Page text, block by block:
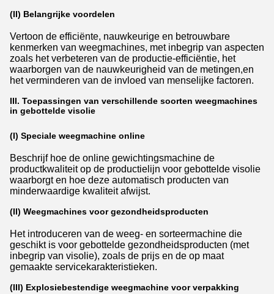
(II) Belangrijke voordelen
Vertoon de efficiënte, nauwkeurige en betrouwbare
kenmerken van weegmachines, met inbegrip van aspecten
zoals het verbeteren van de productie-efficiëntie, het
waarborgen van de nauwkeurigheid van de metingen,en
het verminderen van de invloed van menselijke factoren.
III. Toepassingen van verschillende soorten weegmachines
in gebottelde visolie
(I) Speciale weegmachine online
Beschrijf hoe de online gewichtingsmachine de
productkwaliteit op de productielijn voor gebottelde visolie
waarborgt en hoe deze automatisch producten van
minderwaardige kwaliteit afwijst.
(II) Weegmachines voor gezondheidsproducten
Het introduceren van de weeg- en sorteermachine die
geschikt is voor gebottelde gezondheidsproducten (met
inbegrip van visolie), zoals de prijs en de op maat
gemaakte servicekarakteristieken.
(III) Explosiebestendige weegmachine voor verpakking